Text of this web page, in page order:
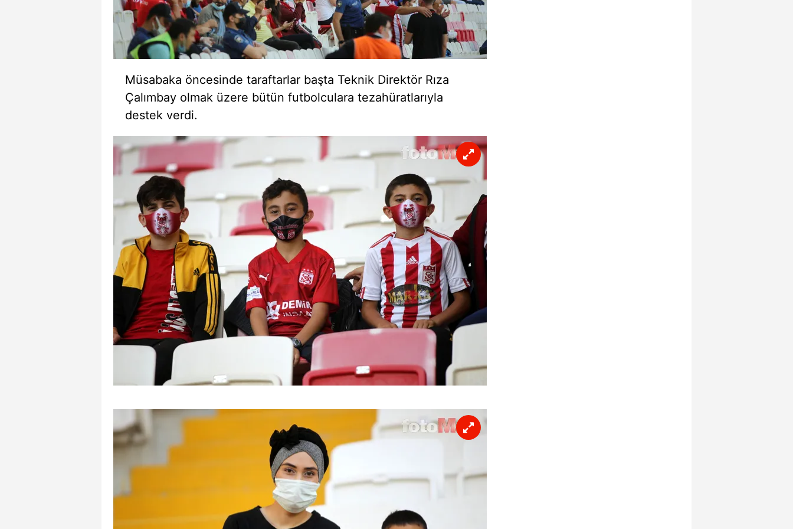
mevzuata uygun olarak kullanılan çerezlerle ilgili bilgi almak için lütfentıklayınız.
Müsabaka öncesinde taraftarlar başta Teknik Direktör Rıza
Çalımbay olmak üzere bütün futbolculara tezahüratlarıyla
destek verdi.